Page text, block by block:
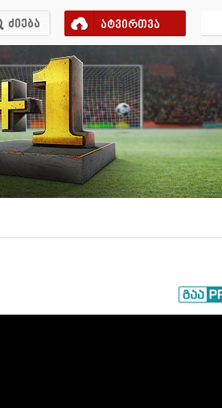
ატვირთვა